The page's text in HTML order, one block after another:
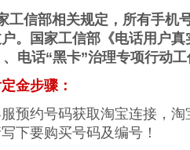
工信部相关规定，所有手机
。国家工信部《电话用户
电话“黑卡”治理专项行动
金步骤：
预约号码获取淘宝连接，
下要购买号码及编号！